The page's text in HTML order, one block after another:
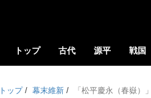
トップ 古代 源平 戦国
トップ / 幕末維新 / 「松平慶永（春嶽）